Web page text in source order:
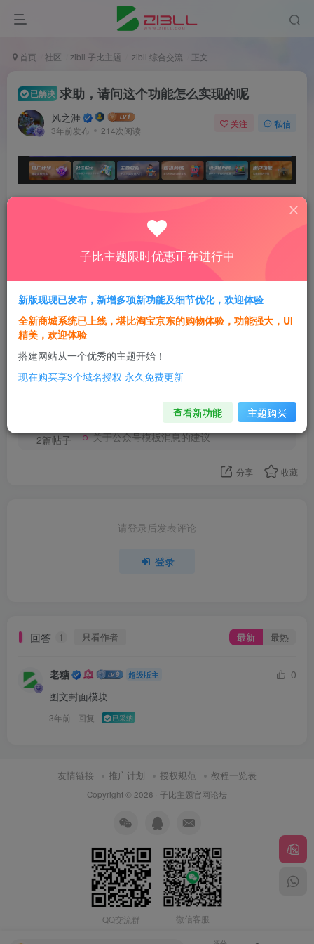
首页 社区 zibll 子比主题 zibll 综合交流 正文
已解决 求助，请问这个功能怎么实现的呢
风之涯
3年前发布 214次阅读
关注 私信
现的呢，找了好久都没找到，有老哥知道这个是怎么搞
2篇帖子
风之涯
这家伙很懒，什么都没有写...
关于公众号模板消息的建议
分享 收藏
请登录后发表评论
登录
回答 1 只看作者 最新 最热
老糖 超级版主
0
图文封面模块
3年前 回复 已采纳
友情链接 推广计划 授权规范 教程一览表
Copyright © 2026 · 子比主题官网论坛
QQ交流群 微信客服
子比主题限时优惠正在进行中
新版现现已发布，新增多项新功能及细节优化，欢迎体验
全新商城系统已上线，堪比淘宝京东的购物体验，功能强大，UI
精美，欢迎体验
搭建网站从一个优秀的主题开始！
现在购买享3个域名授权 永久免费更新
查看新功能 主题购买